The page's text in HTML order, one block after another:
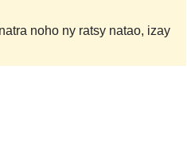
noho ny ratsy natao, izay